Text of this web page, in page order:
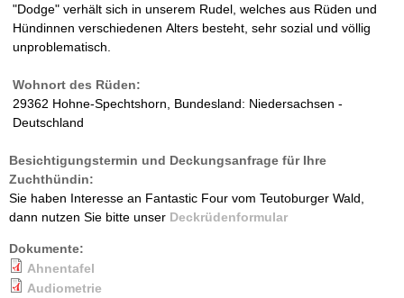
"Dodge" verhält sich in unserem Rudel, welches aus Rüden und
Hündinnen verschiedenen Alters besteht, sehr sozial und völlig
unproblematisch.
Wohnort des Rüden:
29362 Hohne-Spechtshorn, Bundesland: Niedersachsen -
Deutschland
Besichtigungstermin und Deckungsanfrage für Ihre
Zuchthündin:
Sie haben Interesse an Fantastic Four vom Teutoburger Wald,
dann nutzen Sie bitte unser Deckrüdenformular
Dokumente:
Ahnentafel
Audiometrie